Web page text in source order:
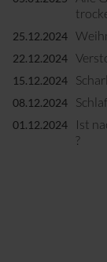
25.12.2024
22.12.2024
15.12.2024
08.12.2024
01.12.2024
Ist
?